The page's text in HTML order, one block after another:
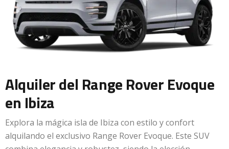
Alquiler del Range Rover Evoque
en Ibiza
Explora la mágica isla de Ibiza con estilo y confort
alquilando el exclusivo Range Rover Evoque. Este SUV